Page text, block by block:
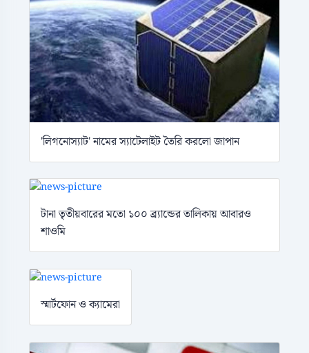
'লিগনোস্যাট' নামের স্যাটেলাইট তৈরি করলো জাপান
টানা তৃতীয়বারের মতো ১০০ ব্র্যান্ডের তালিকায় আবারও
শাওমি
স্মার্টফোন ও ক্যামেরা